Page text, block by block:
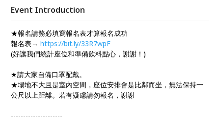
選擇騎單車？為何從德國開始？ 2. 旅行小故事（德
Event Introduction
★報名請務必填寫報名表才算報名成功
報名表→https://bit.ly/33R7wpF
(好讓我們統計座位和準備飲料點心，謝謝！)
★請大家自備口罩配戴。
★場地不大且是室內空間，座位安排會是比鄰而坐，無法保持一
公尺以上距離。若有疑慮請勿報名，謝謝
---------------------